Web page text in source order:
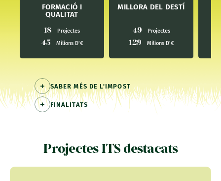
FORMACIÓ I
QUALITAT
18 Projectes
45 Milions D'€
MILLORA DEL DESTÍ
49 Projectes
129 Milions D'€
SABER MÉS DE L'IMPOST
FINALITATS
Projectes ITS destacats